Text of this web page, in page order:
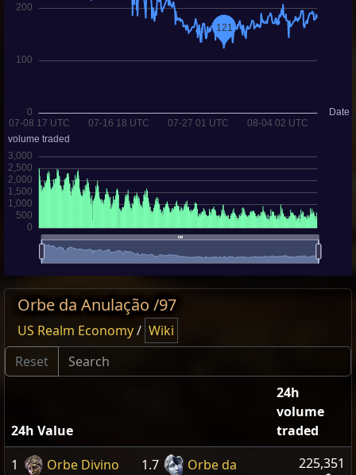
Orbe da Anulação /97
US Realm Economy/ Wiki
24h Value
24h
volume
traded
1
Orbe Divino 1.7
Orbe da
225,351